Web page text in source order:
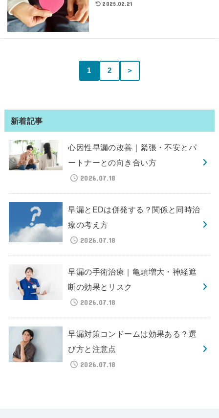
2025.02.21
1 2 ＞
新着記事
心因性早漏の改善｜緊張・不安とパ
ートナーとの向き合い方
2026.07.18
早漏とEDは併発する？関係と同時治
療の考え方
2026.07.18
早漏の手術治療｜亀頭増大・神経遮
断の効果とリスク
2026.07.18
早漏対策コンドームは効果ある？選
び方と注意点
2026.07.18